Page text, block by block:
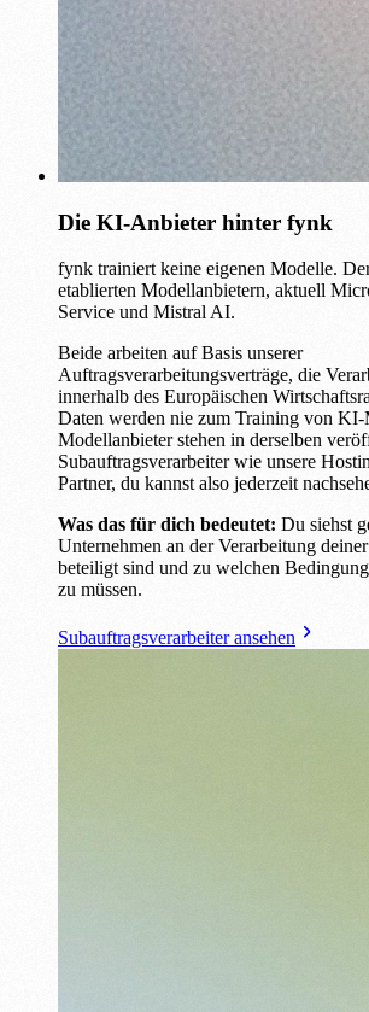
Die KI-Anbieter hinter fynk
fynk trainiert keine eigenen Modelle.
etablierten Modellanbietern, aktuell
Service und Mistral AI.
Beide arbeiten auf Basis unserer
Auftragsverarbeitungsverträge, die
innerhalb des Europäischen
Daten werden nie zum Training von
Modellanbieter stehen in derselben
Subauftragsverarbeiter wie unsere
Partner, du kannst also jederzeit
Was das für dich bedeutet: Du siehst
Unternehmen an der Verarbeitung
beteiligt sind und zu welchen
zu müssen.
Subauftragsverarbeiter ansehen